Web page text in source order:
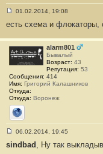
о
б
щ
е
н
и
е
#
1
3
01.02.2014, 19:08
есть схема и флокаторы,
alarm801
Бывалый
Возраст: 43
Репутация: 53
Сообщения: 414
Имя: Григорий Калашников
Откуда:
Откуда: Воронеж
Сайт
о
06.02.2014, 19:45
sindbad , Ну так